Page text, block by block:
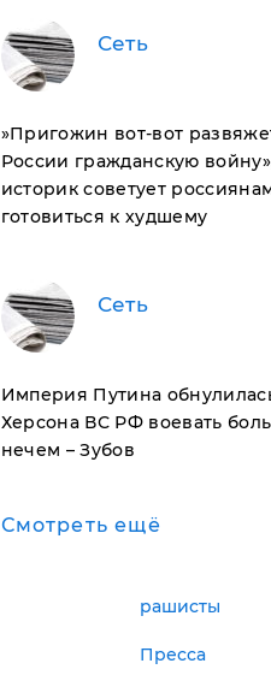
Сеть
​»Пригожин вот-вот
России гражданскую
историк советует
готовиться к худшему
Сеть
Империя Путина
Херсона ВС РФ воевать
нечем – Зубов
Смотреть ещё
рашисты
Пресса